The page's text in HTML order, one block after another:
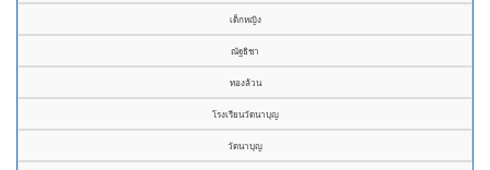
เด็กหญิง
ณัฐธิชา
ทองล้วน
โรงเรียนวัดนาบุญ
วัดนาบุญ